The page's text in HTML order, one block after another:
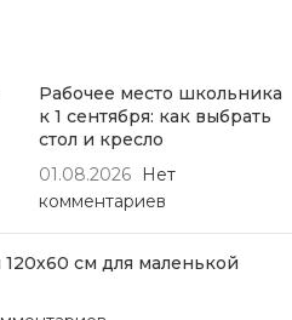
Рабочее место школьника
к 1 сентября: как выбрать
стол и кресло
01.08.2026
Нет
комментариев
см для маленькой